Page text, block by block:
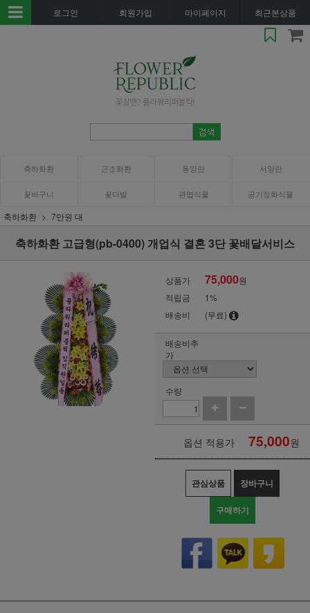
로그인 회원가입 마이페이지 최근본상품
축하화환 근조화환 동양란 서양란
꽃바구니 꽃다발 관엽식물 공기정화식물
축하화환 7만원 대
축하화환 고급형(pb-0400) 개업식 결혼 3단 꽃배달서비스
상품가 75,000원
적립금
1%
배송비
(무료)
배송비추
가
수량
옵션 적용가 75,000원
관심상품 장바구니
구매하기